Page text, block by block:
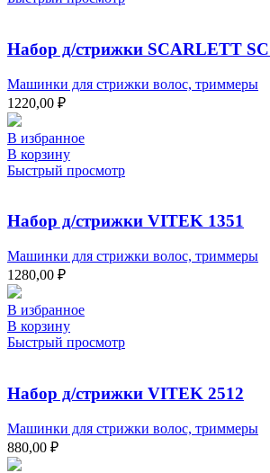
Набор д/стрижки SCARLETT SC
Машинки для стрижки волос, триммеры
1220,00 ₽
В избранное
В корзину
Быстрый просмотр
Набор д/стрижки VITEK 1351
Машинки для стрижки волос, триммеры
1280,00 ₽
В избранное
В корзину
Быстрый просмотр
Набор д/стрижки VITEK 2512
Машинки для стрижки волос, триммеры
880,00 ₽